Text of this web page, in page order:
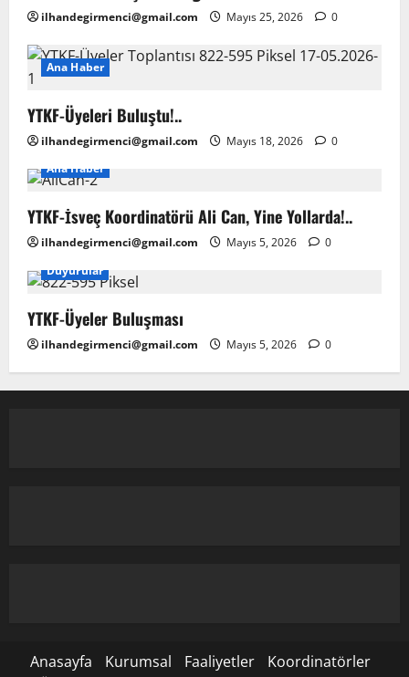
ilhandegirmenci@gmail.com Mayıs 25, 2026 0
Ana Haber
YTKF-Üyeleri Buluştu!..
ilhandegirmenci@gmail.com Mayıs 18, 2026
0
Ana Haber
YTKF-İsveç Koordinatörü Ali Can, Yine Yollarda!..
ilhandegirmenci@gmail.com Mayıs 5, 2026
0
Duyurular
YTKF-Üyeler Buluşması
ilhandegirmenci@gmail.com Mayıs 5, 2026 0
Anasayfa Kurumsal Faaliyetler
Koordinatörler